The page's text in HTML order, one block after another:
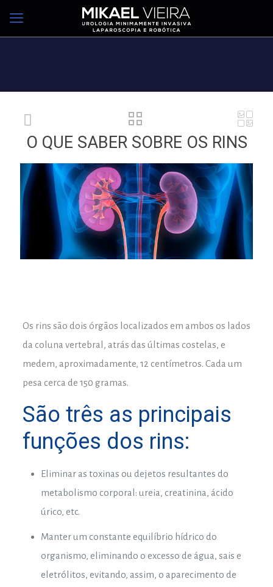
O QUE SABER SOBRE OS RINS
Os rins são dois órgãos localizados em ambos os lados
da coluna vertebral, atrás das últimas costelas, e
medem, aproximadamente, 12 centímetros. Cada um
pesa cerca de 150 gramas.
São três as principais
funções dos rins:
Eliminar as toxinas ou dejetos resultantes do
metabolismo corporal: ureia, creatinina, ácido
úrico, etc.
Manter um constante equilíbrio hídrico do
organismo, eliminando o excesso de água, sais e
eletrólitos, evitando, assim, o aparecimento de